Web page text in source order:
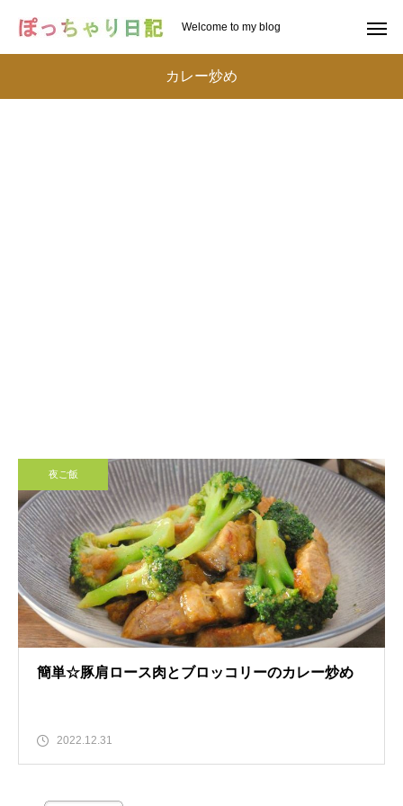
Welcome to my blog
カレー炒め
夜ご飯
簡単☆豚肩ロース肉とブロッコリーのカレー炒め
2022.12.31